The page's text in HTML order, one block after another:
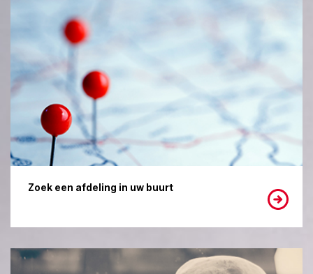
Zoek een afdeling in uw buurt